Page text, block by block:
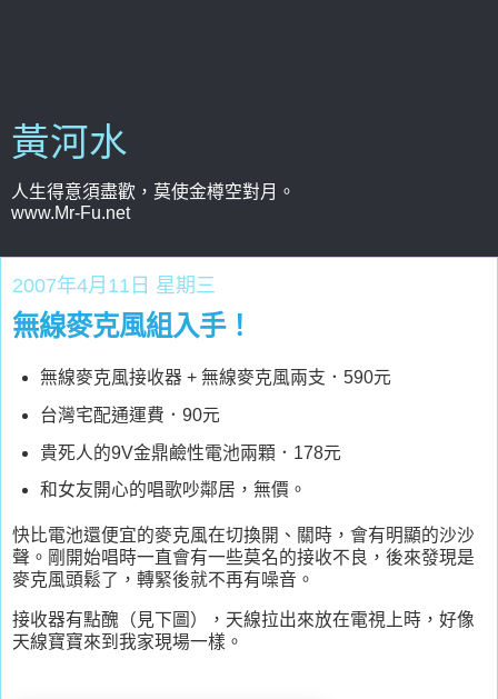
黃河水
人生得意須盡歡，莫使金樽空對月。
www.Mr-Fu.net
2007年4月11日 星期三
無線麥克風組入手！
無線麥克風接收器 + 無線麥克風兩支．590元
台灣宅配通運費．90元
貴死人的9V金鼎鹼性電池兩顆．178元
和女友開心的唱歌吵鄰居，無價。
快比電池還便宜的麥克風在切換開、關時，會有明顯的沙沙
聲。剛開始唱時一直會有一些莫名的接收不良，後來發現是
麥克風頭鬆了，轉緊後就不再有噪音。
接收器有點醜（見下圖），天線拉出來放在電視上時，好像
天線寶寶來到我家現場一樣。